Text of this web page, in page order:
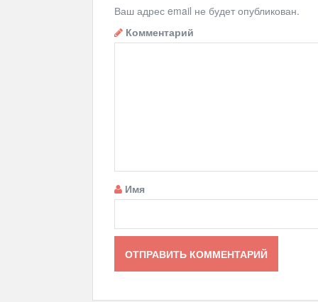
Ваш адрес email не будет опубликован.
Комментарий
Имя